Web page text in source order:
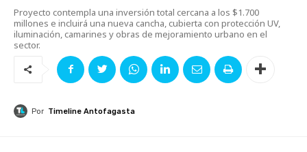
Proyecto contempla una inversión total cercana a los $1.700
millones e incluirá una nueva cancha, cubierta con protección UV,
iluminación, camarines y obras de mejoramiento urbano en el
sector.
Por Timeline Antofagasta